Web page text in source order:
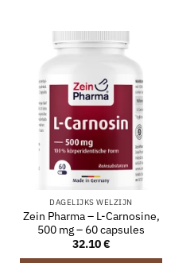
DAGELIJKS WELZIJN
Zein Pharma – L-Carnosine,
500 mg – 60 capsules
32.10€